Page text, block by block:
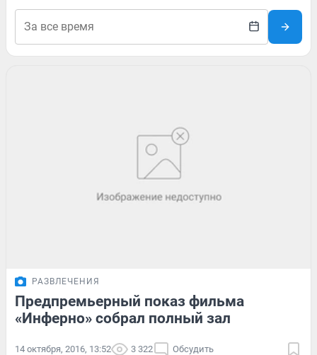
РАЗВЛЕЧЕНИЯ
Предпремьерный показ фильма
«Инферно» собрал полный зал
14 октября, 2016, 13:52 3 322 Обсудить